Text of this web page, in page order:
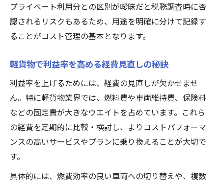
安定収入に不可欠な軽貨物コスト管理体制
軽貨物運送の初期費用を抑える工夫とは
軽貨物開業時の初期費用節約アイデア集
初期投資を抑える軽貨物車両選びの極意
賢い軽貨物経営者が実践する初期費用対策
軽貨物で無理なく始めるための資金計画法
軽貨物ドライバー実践派の経費削減ポイント
軽貨物ドライバーが現場で実践する経費削
日々の軽貨物運送で役立つ節約テクニック
プライベート利用分との区別が曖昧だと税務調査時に否
認されるリスクもあるため、用途を明確に分けて記録す
ることがコスト管理の基本となります。
軽貨物で利益率を高める経費見直しの秘訣
利益率を上げるためには、経費の見直しが欠かせませ
ん。特に軽貨物業界では、燃料費や車両維持費、保険料
などの固定費が大きなウエイトを占めています。これら
の経費を定期的に比較・検討し、よりコストパフォーマ
ンスの高いサービスやプランに乗り換えることが大切で
す。
具体的には、燃費効率の良い車両への切り替えや、複数